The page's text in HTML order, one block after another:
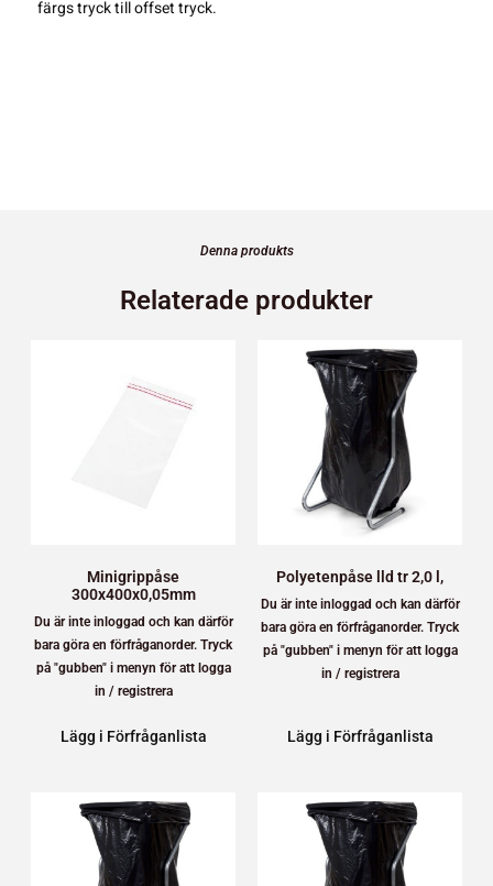
färgs tryck till offset tryck.
Denna produkts
Relaterade produkter
Minigrippåse
300x400x0,05mm
Du är inte inloggad och kan därför
bara göra en förfråganorder. Tryck
på "gubben" i menyn för att logga
in / registrera
Lägg i Förfråganlista
Polyetenpåse lld tr 2,0 l,
Du är inte inloggad och kan därför
bara göra en förfråganorder. Tryck
på "gubben" i menyn för att logga
in / registrera
Lägg i Förfråganlista